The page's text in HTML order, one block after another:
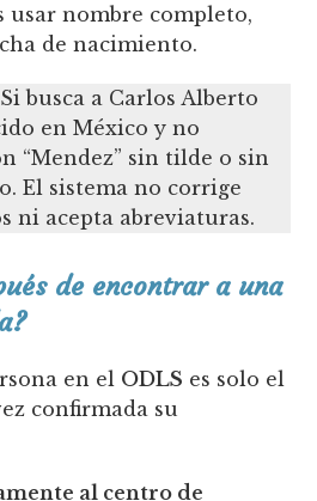
usar nombre completo,
de nacimiento.
Si busca a Carlos Alberto
en México y no
“Mendez” sin tilde o sin
El sistema no corrige
ni acepta abreviaturas.
de encontrar a una
en el ODLS es solo el
confirmada su
al centro de